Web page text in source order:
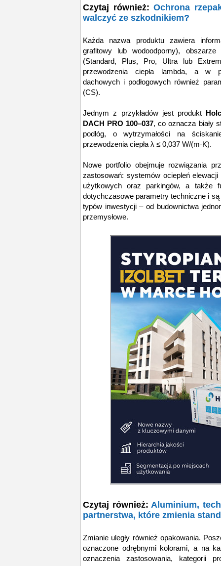
Czytaj również:Ochrona
walczyć ze szkodnikiem?
Każda nazwa produktu zawiera
grafitowy lub wodoodporny), obszarze
(Standard, Plus, Pro, Ultra lub
przewodzenia ciepła lambda, a w
dachowych i podłogowych również
(CS).
Jednym z przykładów jest produkt
DACH PRO 100–037, co oznacza biały
podłóg, o wytrzymałości na
przewodzenia ciepła λ ≤ 0,037 W/(m·K).
Nowe portfolio obejmuje rozwiązania
zastosowań: systemów ociepleń
użytkowych oraz parkingów, a także
dotychczasowe parametry techniczne i
typów inwestycji – od budownictwa
przemysłowe.
Czytaj również:Aluminium,
partnerstwa, które zmienia
Zmianie uległy również opakowania.
oznaczone odrębnymi kolorami, a na
oznaczenia zastosowania, kategorii